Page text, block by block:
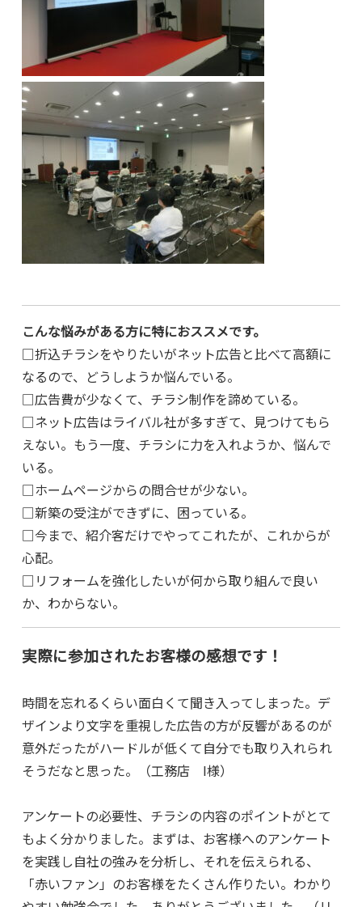
こんな悩みがある方に特におススメです。
□折込チラシをやりたいがネット広告と比べて高額に
なるので、どうしようか悩んでいる。
□広告費が少なくて、チラシ制作を諦めている。
□ネット広告はライバル社が多すぎて、見つけてもら
えない。もう一度、チラシに力を入れようか、悩んで
いる。
□ホームページからの問合せが少ない。
□新築の受注ができずに、困っている。
□今まで、紹介客だけでやってこれたが、これからが
心配。
□リフォームを強化したいが何から取り組んで良い
か、わからない。
実際に参加されたお客様の感想です！
時間を忘れるくらい面白くて聞き入ってしまった。デ
ザインより文字を重視した広告の方が反響があるのが
意外だったがハードルが低くて自分でも取り入れられ
そうだなと思った。（工務店 I様）
アンケートの必要性、チラシの内容のポイントがとて
もよく分かりました。まずは、お客様へのアンケート
を実践し自社の強みを分析し、それを伝えられる、
「赤いファン」のお客様をたくさん作りたい。わかり